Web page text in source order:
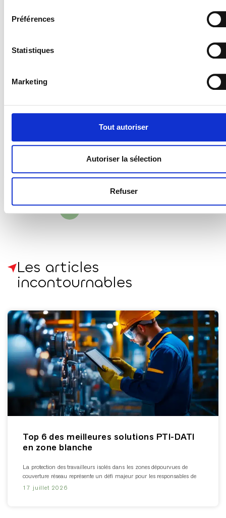
Préférences
Statistiques
Marketing
Tout autoriser
Autoriser la sélection
Refuser
Un choix qui engage bien plus que le budget : flexibilité, maintenance,
< 1 2 3 4 5 >
Les articles
incontournables
Top 6 des meilleures solutions PTI-DATI
en zone blanche
La protection des travailleurs isolés dans les zones dépourvues de
couverture réseau représente un défi majeur pour les responsables de
17 juillet 2026